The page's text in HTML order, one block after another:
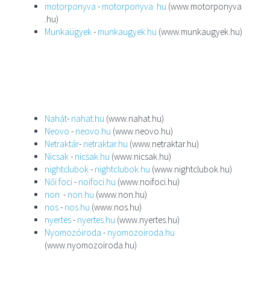
motorponyva - motorponyva .hu (www.motorponyva
.hu)
Munkaügyek- munkaugyek.hu (www.munkaugyek.hu)
Nahát- nahat.hu (www.nahat.hu)
Neovo - neovo.hu (www.neovo.hu)
Netraktár- netraktar.hu (www.netraktar.hu)
Nicsak- nicsak.hu (www.nicsak.hu)
nightclubok- nightclubok.hu (www.nightclubok.hu)
Női foci- noifoci.hu (www.noifoci.hu)
non - non.hu (www.non.hu)
nos- nos.hu (www.nos.hu)
nyertes- nyertes.hu (www.nyertes.hu)
Nyomozóiroda - nyomozoiroda.hu
(www.nyomozoiroda.hu)